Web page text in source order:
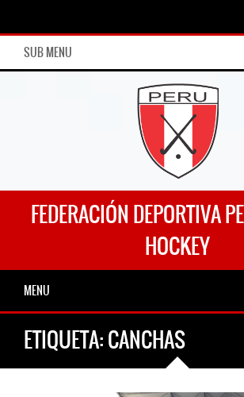
SUB MENU
FEDERACIÓN DEPORTIVA
HOCKEY
MENU
ETIQUETA:CANCHAS